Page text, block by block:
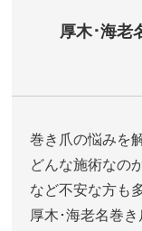
厚木･海老
巻き爪の悩みを
どんな施術なの
など不安な方も
厚木･海老名巻